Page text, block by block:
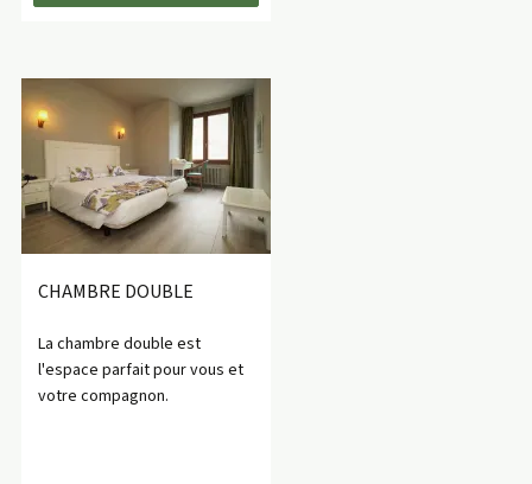
CHAMBRE DOUBLE
La chambre double est
l'espace parfait pour vous et
votre compagnon.